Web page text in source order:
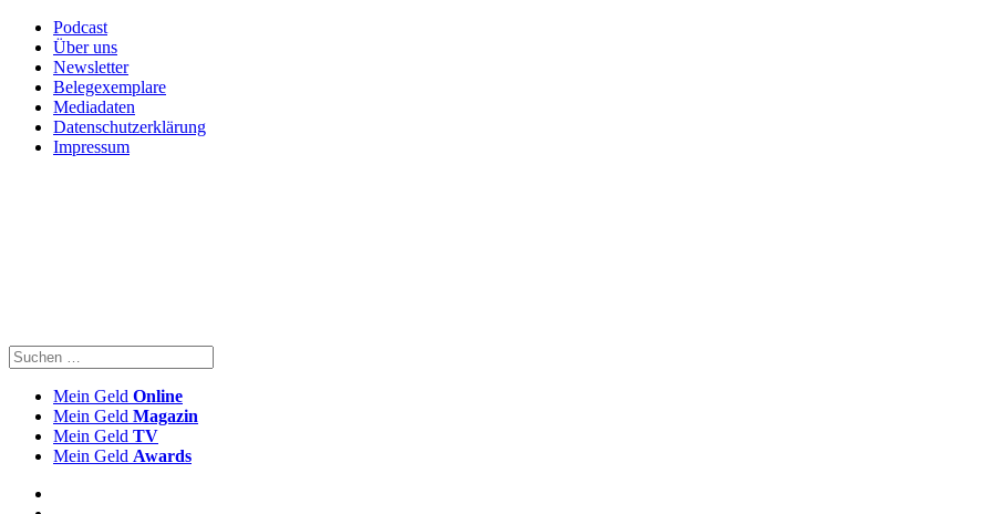
Podcast
Über uns
Newsletter
Belegexemplare
Mediadaten
Datenschutzerklärung
Impressum
Mein Geld Online
Mein Geld Magazin
Mein Geld TV
Mein Geld Awards